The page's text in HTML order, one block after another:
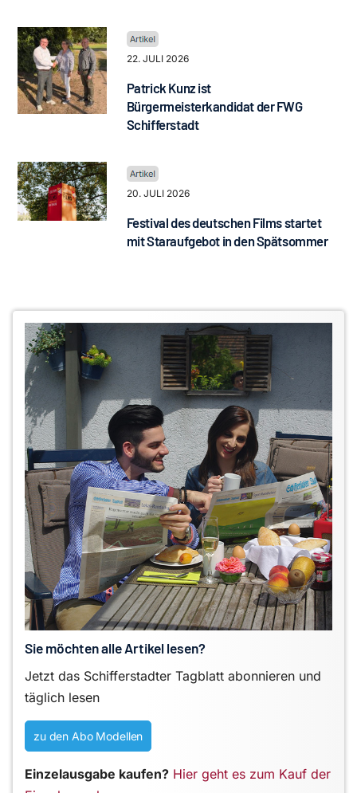
22. JULI 2026
Patrick Kunz ist
Bürgermeisterkandidat der FWG
Schifferstadt
20. JULI 2026
Festival des deutschen Films startet
mit Staraufgebot in den Spätsommer
Sie möchten alle Artikel lesen?
Jetzt das Schifferstadter Tagblatt abonnieren und
täglich lesen
zu den Abo Modellen
Einzelausgabe kaufen? Hier geht es zum Kauf der